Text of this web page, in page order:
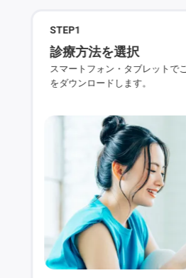
STEP1
診療方法を選択
スマートフォン・タブレットで
をダウンロードします。